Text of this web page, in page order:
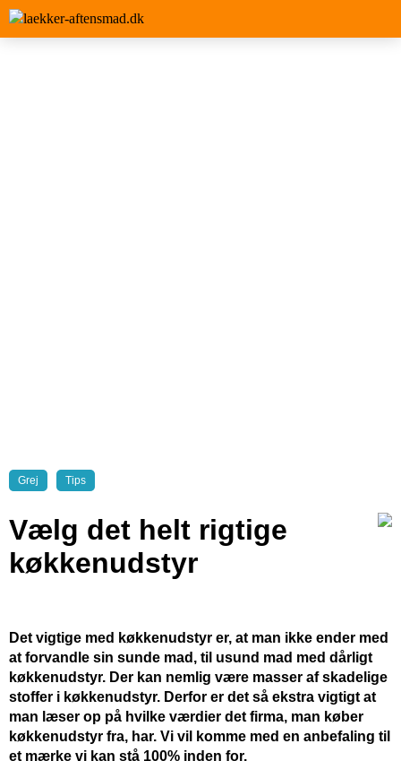
Grej Tips
Vælg det helt rigtige
køkkenudstyr
Det vigtige med køkkenudstyr er, at man ikke ender med
at forvandle sin sunde mad, til usund mad med dårligt
køkkenudstyr. Der kan nemlig være masser af skadelige
stoffer i køkkenudstyr. Derfor er det så ekstra vigtigt at
man læser op på hvilke værdier det firma, man køber
køkkenudstyr fra, har. Vi vil komme med en anbefaling til
et mærke vi kan stå 100% inden for.